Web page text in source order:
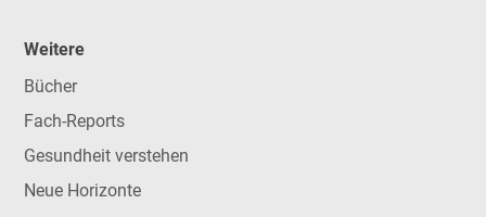
Weitere
Bücher
Fach-Reports
Gesundheit verstehen
Neue Horizonte